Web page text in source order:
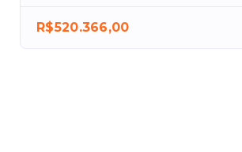
R$520.366,00